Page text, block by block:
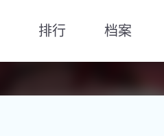
排行 档案